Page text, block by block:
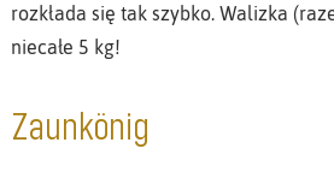
rozkłada się tak szybko. Walizka
niecałe 5 kg!
Zaunkönig